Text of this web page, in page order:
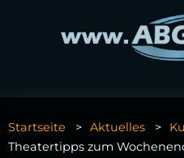
Startseite Aktuelles
Theatertipps zum